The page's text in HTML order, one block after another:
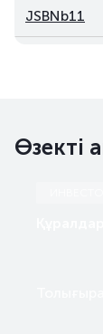
JSBNb11
Өзекті